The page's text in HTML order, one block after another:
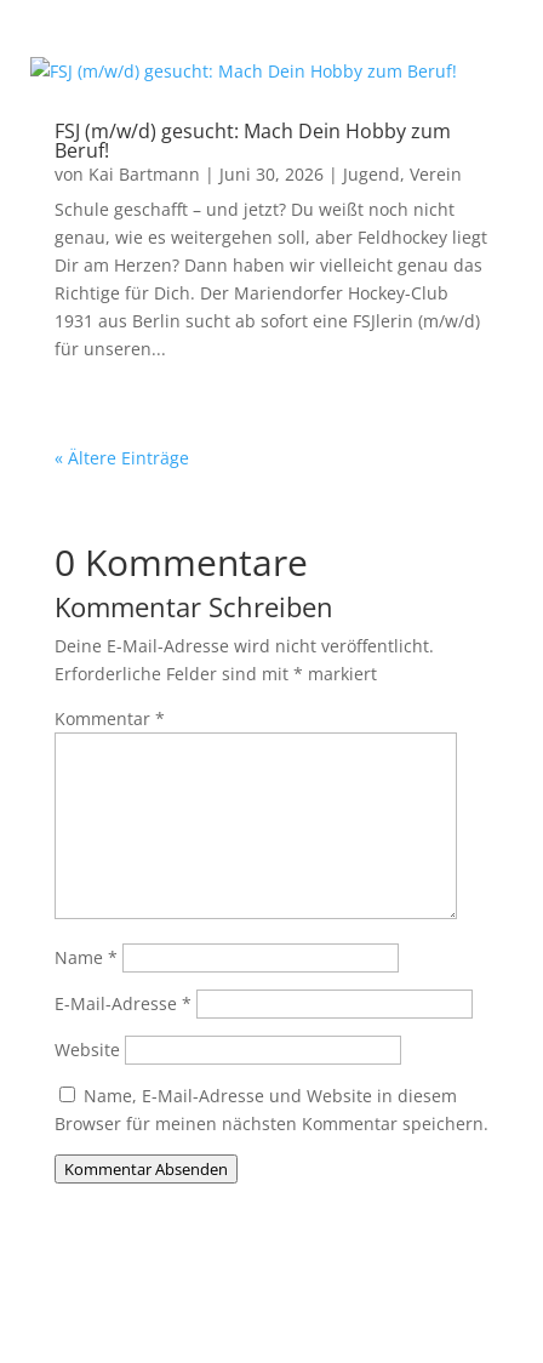
FSJ (m/w/d) gesucht: Mach Dein Hobby zum
Beruf!
von Kai Bartmann | Juni 30, 2026| Jugend, Verein
Schule geschafft – und jetzt? Du weißt noch nicht
genau, wie es weitergehen soll, aber Feldhockey liegt
Dir am Herzen? Dann haben wir vielleicht genau das
Richtige für Dich. Der Mariendorfer Hockey-Club
1931 aus Berlin sucht ab sofort eine FSJlerin (m/w/d)
für unseren...
« Ältere Einträge
0 Kommentare
Kommentar Schreiben
Deine E-Mail-Adresse wird nicht veröffentlicht.
Erforderliche Felder sind mit * markiert
Kommentar *
Name *
E-Mail-Adresse *
Website
Name, E-Mail-Adresse und Website in diesem
Browser für meinen nächsten Kommentar speichern.
Kommentar Absenden